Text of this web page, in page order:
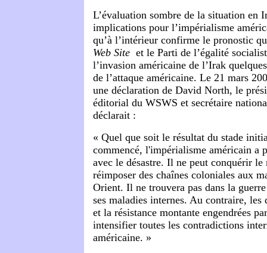
L’évaluation sombre de la situation en
implications pour l’impérialisme
qu’à l’intérieur confirme le pronostic
Web Site et le Parti de l’égalité
l’invasion américaine de l’Irak
de l’attaque américaine. Le 21 mars
une déclaration de David North, le
éditorial du WSWS et secrétaire
déclarait :
« Quel que soit le résultat du stade
commencé, l'impérialisme américain a
avec le désastre. Il ne peut conquérir
réimposer des chaînes coloniales aux
Orient. Il ne trouvera pas dans la
ses maladies internes. Au contraire,
et la résistance montante engendrées
intensifier toutes les contradictions
américaine. »